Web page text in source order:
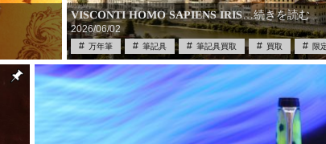
VISCONTI HOMO SAPIENS IRIS…続きを読む
2026/06/02
万年筆 筆記具 筆記具買取 買取 限